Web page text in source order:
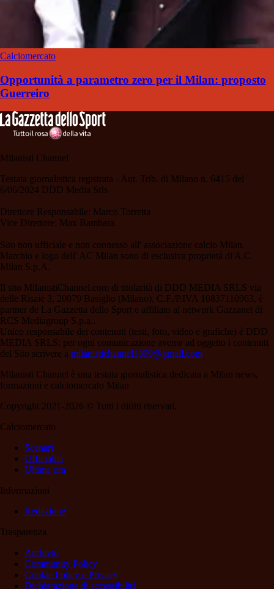
Calciomercato
Opportunità a parametro zero per il Milan: proposto
Guerreiro
Milanisti Channel
Testata giornalistica registrata - Aut. Trib. di Milano n. 6415 del
6/06/2024 DDD Media Srls
Direttore Responsabile: Marco Torretta
Vice Direttore: Max Bambara.
Sito non ufficiale e non connesso all' associazione calcio Milan.
Marchio e logo dell' AC Milan sono di esclusiva proprietà di A.C.
Milan S.p.A.
Il sito MilanistiChannel.com di titolarità di DDD MEDIA SRLS via
delle Risaie 3, 20079 Basiglio (Milano), C.F./P.IVA 10837110963, è
partner de La Gazzetta dello Sport e affiliato al network Gazzanet di
RCS Mediagroup S.p.a..
Unico responsabile dei contenuti (testi, foto, video e grafiche) è DDD
MEDIA SRLS; per ogni comunicazione avente ad oggetto i contenuti
del Sito scrivere a milanistichannel1899@gmail.com
Milanisti Channel è una testata giornalistica dedicata a Milan news,
formazioni e calciomercato Milan
Copyright 2021-2026 © Tutti i diritti riservati.
Calciomercato
Scenari
Ufficialità
Ultima ora
Informazioni
Redazione
Trasparenza
Archivio
Community Policy
Cookie Policy e Privacy
Dichiarazione di accessibilità